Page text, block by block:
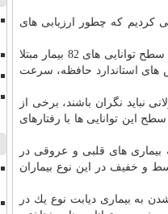
كردیم كه چطور ارزیابی های
بر پایه این گزارش كه نتایج آن در نشریه پزشكی مراقبت های دیابت (Diabetes Care) انتشار یافته است، محققان سطح توانایی های 82 بیمار مبتلا
استاندارد حافظه، سرعت
نباید نگران باشند، برخی از
این توانایی ها با رفتارهای
های قلبی و عروقی در
و خفیف در این نوع بیماران
به بیماری دیابت نوع یك در